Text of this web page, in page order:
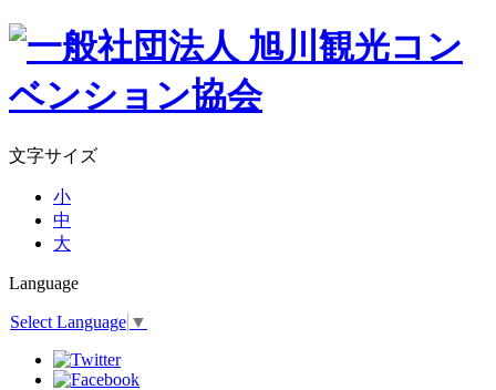
文字サイズ
小
中
大
Language
Select Language ▼